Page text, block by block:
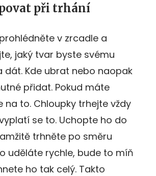
při trhání
v zrcadle a
jaký tvar byste svému
dát. Kde ubrat nebo naopak
přidat. Pokud máte
na to. Chloupky trhejte vždy
se to. Uchopte ho do
trhněte po směru
uděláte rychle, bude to míň
ho tak celý. Takto